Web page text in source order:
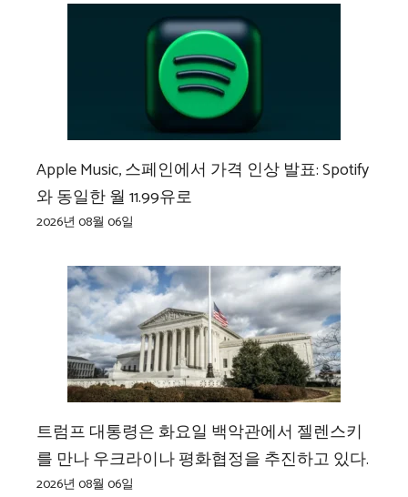
Apple Music, 스페인에서 가격 인상 발표: Spotify
와 동일한 월 11.99유로
2026년 08월 06일
트럼프 대통령은 화요일 백악관에서 젤렌스키
를 만나 우크라이나 평화협정을 추진하고 있다.
2026년 08월 06일